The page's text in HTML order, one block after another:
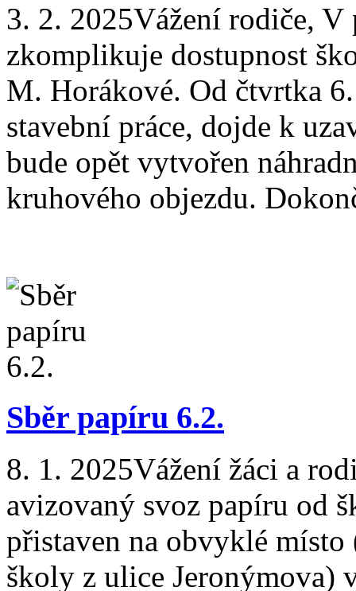
3. 2. 2025Vážení rodiče, V
zkomplikuje dostupnost
M. Horákové. Od čtvrtka
stavební práce, dojde k
bude opět vytvořen
kruhového objezdu.
Sběr papíru 6.2.
8. 1. 2025Vážení žáci a
avizovaný svoz papíru od
přistaven na obvyklé
školy z ulice Jeronýmova)